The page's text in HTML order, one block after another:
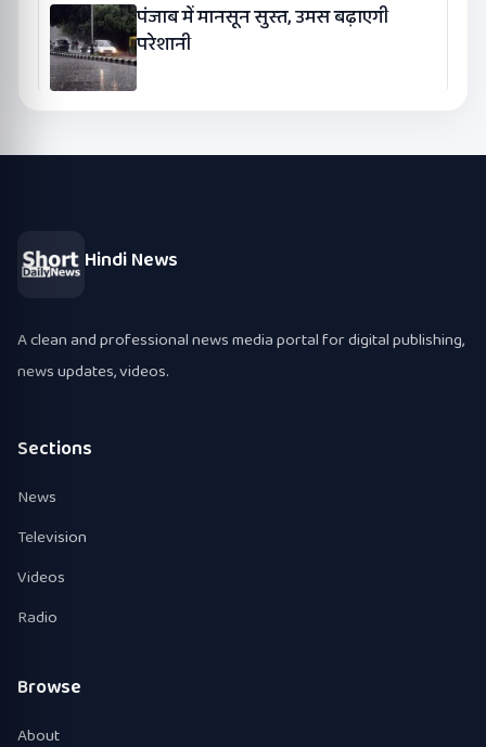
पंजाब में मानसून सुस्त, उमस बढ़ाएगी
परेशानी
Hindi News
A clean and professional news media portal for digital publishing,
news updates, videos.
Sections
News
Television
Videos
Radio
Browse
About